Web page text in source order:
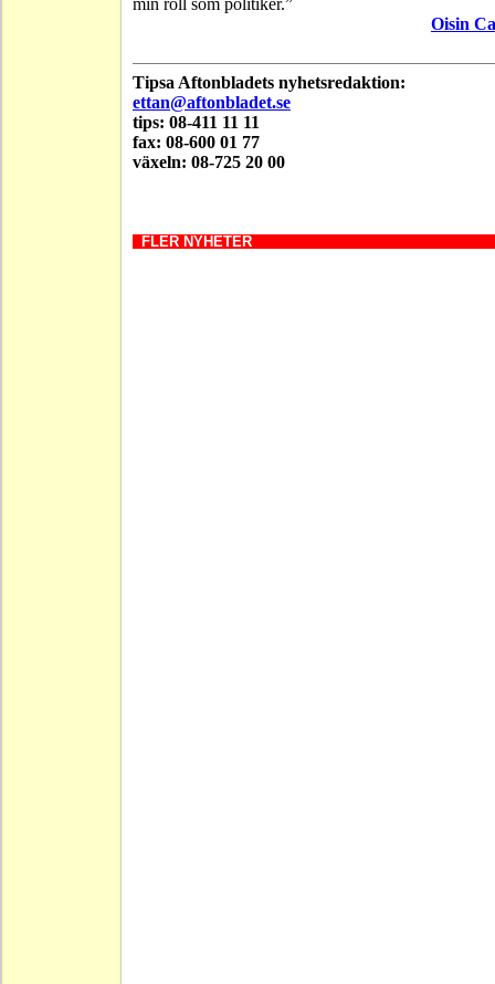
min roll som politiker.”
Oisin
Tipsa Aftonbladets nyhetsredaktion:
ettan@aftonbladet.se
tips: 08-411 11 11
fax: 08-600 01 77
växeln: 08-725 20 00
FLER NYHETER